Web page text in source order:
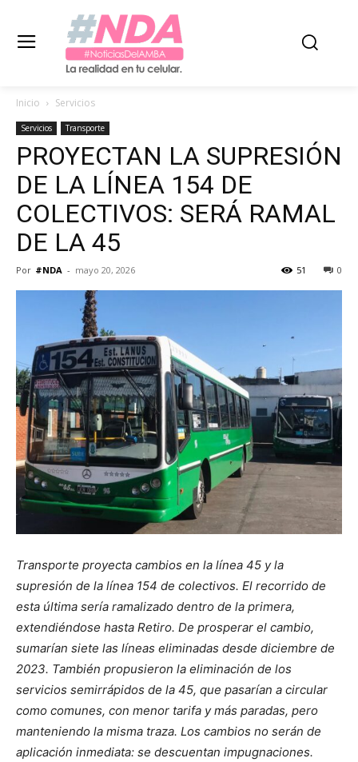
Inicio Servicios
Servicios Transporte
PROYECTAN LA SUPRESIÓN
DE LA LÍNEA 154 DE
COLECTIVOS: SERÁ RAMAL
DE LA 45
Por #NDA - mayo 20, 2026 0
51
Transporte proyecta cambios en la línea 45 y la
supresión de la línea 154 de colectivos. El recorrido de
esta última sería ramalizado dentro de la primera,
extendiéndose hasta Retiro. De prosperar el cambio,
sumarían siete las líneas eliminadas desde diciembre de
2023. También propusieron la eliminación de los
servicios semirrápidos de la 45, que pasarían a circular
como comunes, con menor tarifa y más paradas, pero
manteniendo la misma traza. Los cambios no serán de
aplicación inmediata: se descuentan impugnaciones.